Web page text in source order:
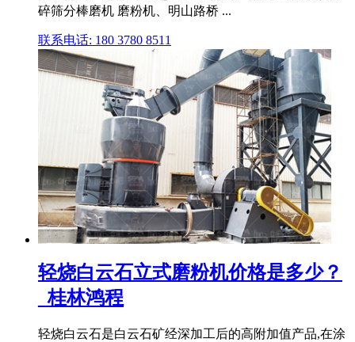
碎筛分棒磨机 磨粉机、明山路桥 ...
联系电话: 180 3780 8511
轻烧白云石立式磨粉机价格是多少？
_桂林鸿程
轻烧白云石是白云石矿经深加工后的高附加值产品,在涂